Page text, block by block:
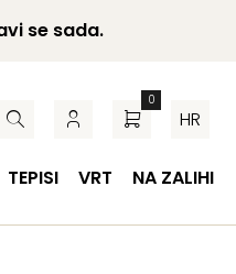
se sada.
0
HR
TEPISI VRT NA ZALIHI